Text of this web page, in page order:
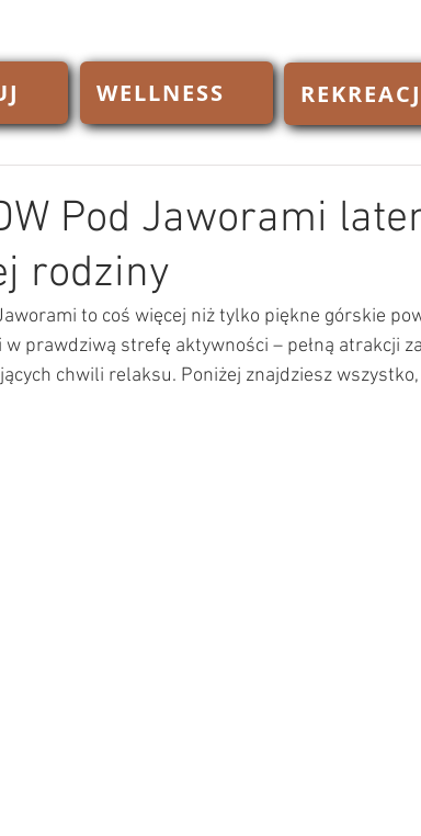
WELLNESS
Pod Jaworami
rodziny
to coś więcej niż tylko piękne górskie
prawdziwą strefę aktywności – pełną atrakcji
chwili relaksu. Poniżej znajdziesz